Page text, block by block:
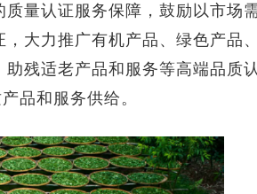
量认证服务保障，鼓励以市场
大力推广有机产品、绿色产品
残适老产品和服务等高端品质
品和服务供给。